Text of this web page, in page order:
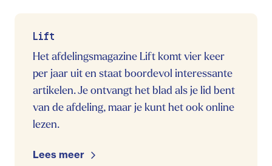
Lift
Het afdelingsmagazine Lift komt vier keer
per jaar uit en staat boordevol interessante
artikelen. Je ontvangt het blad als je lid bent
van de afdeling, maar je kunt het ook online
lezen.
Lees meer